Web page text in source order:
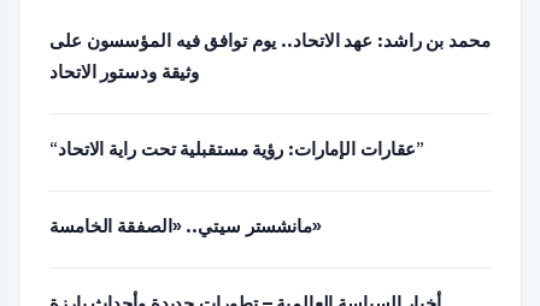
محمد بن راشد: عهد الاتحاد.. يوم توافق فيه المؤسسون على
وثيقة ودستور الاتحاد
“عقارات الإمارات: رؤية مستقبلية تحت راية الاتحاد”
مانشستر سيتي.. «الصفقة الخامسة»